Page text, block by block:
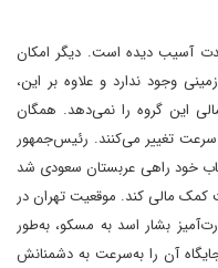
آسیب دیده است. دیگر امکان
وجود ندارد و علاوه بر این،
این گروه را نمی‌دهد. همگان
سرعت تغییر می‌کنند. رئیس‌جمهور
خود راهی عربستان سعودی شد
کمک مالی کند. موقعیت تهران در
بشار اسد به مسکو، به‌طور
آن را به‌سرعت به دشمنانش‌